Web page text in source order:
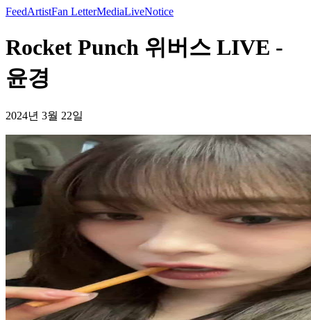
FeedArtistFan LetterMediaLiveNotice
Rocket Punch 위버스 LIVE -
윤경
2024년 3월 22일